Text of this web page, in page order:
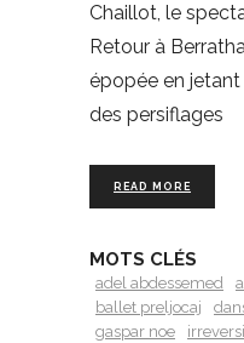
Chaillot, le
Retour à
épopée en jetant
des persiflages
READ MORE
MOTS CLÉS
adel abdessemed
ballet preljocaj
gaspar noe